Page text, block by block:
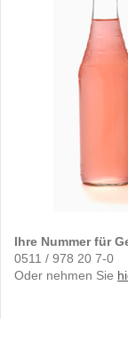
Ihre Nummer für
0511 / 978 20 7-0
Oder nehmen Sie